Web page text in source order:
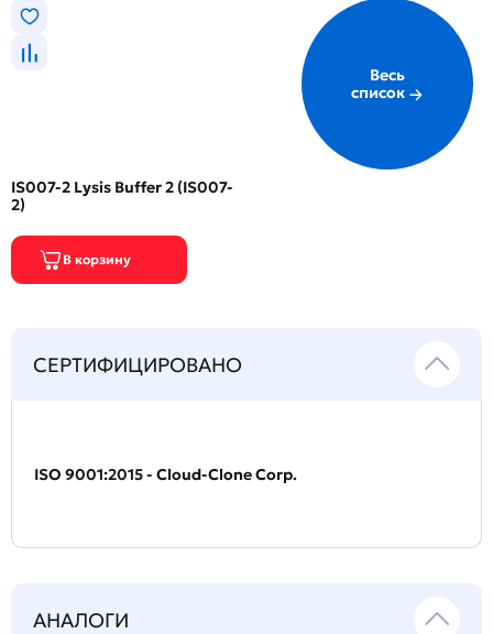
IS007-2 Lysis Buffer 2 (IS007-
2)
Весь
список
СЕРТИФИЦИРОВАНО
ISO 9001:2015 - Cloud-Clone Corp.
АНАЛОГИ